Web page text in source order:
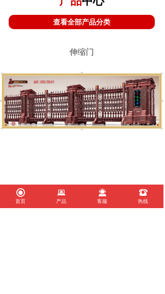
伸缩门
查看全部产品分类
끧
首页
뀵
产品
끤
客服
뀰
热线